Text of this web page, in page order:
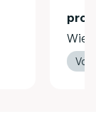
pro
Wien